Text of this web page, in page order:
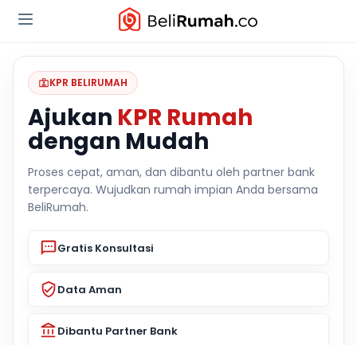
KPR BELIRUMAH
Ajukan KPR Rumah
dengan Mudah
Proses cepat, aman, dan dibantu oleh partner bank
terpercaya. Wujudkan rumah impian Anda bersama
BeliRumah.
Gratis Konsultasi
Data Aman
Dibantu Partner Bank